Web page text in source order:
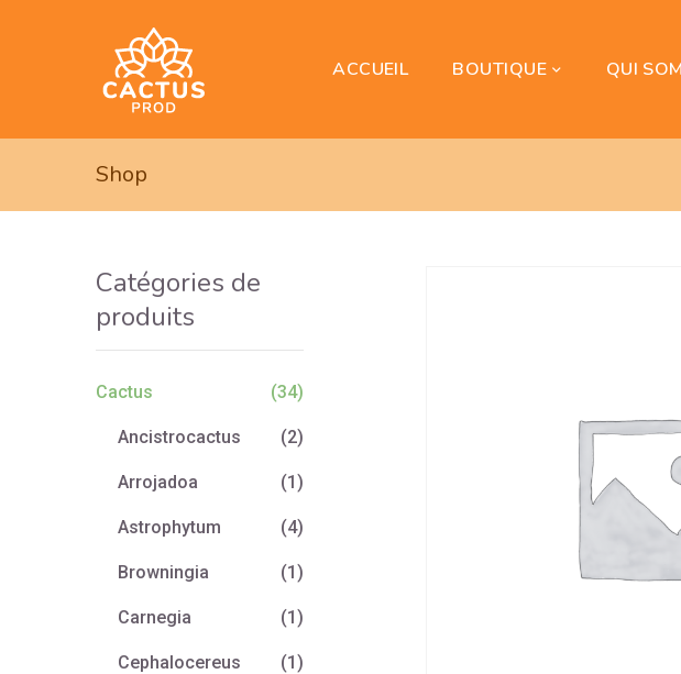
ACCUEIL BOUTIQUE QUI
Shop
Catégories de
produits
Cactus (34)
Ancistrocactus (2)
Arrojadoa (1)
Astrophytum (4)
Browningia (1)
Carnegia (1)
Cephalocereus (1)